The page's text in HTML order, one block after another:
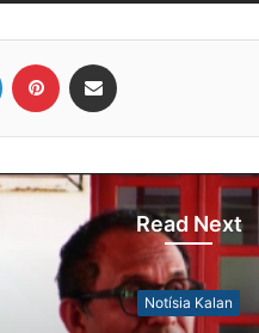
Read Next
Notísia Kalan